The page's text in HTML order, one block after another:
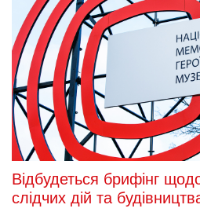
Відбудеться брифінг
слідчих дій та